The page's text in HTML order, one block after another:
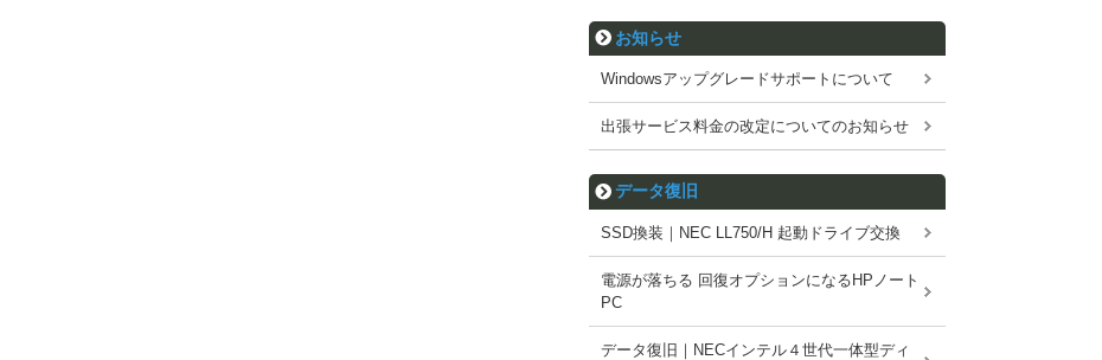
お知らせ
Windowsアップグレードサポートについて
出張サービス料金の改定についてのお知らせ
データ復旧
SSD換装｜NEC LL750/H 起動ドライブ交換
電源が落ちる 回復オプションになるHPノート
PC
データ復旧｜NECインテル４世代一体型ディ